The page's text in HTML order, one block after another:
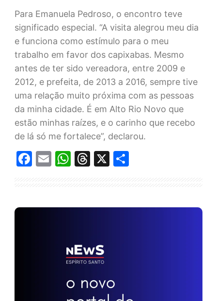
Para Emanuela Pedroso, o encontro teve
significado especial. “A visita alegrou meu dia
e funciona como estímulo para o meu
trabalho em favor dos capixabas. Mesmo
antes de ter sido vereadora, entre 2009 e
2012, e prefeita, de 2013 a 2016, sempre tive
uma relação muito próxima com as pessoas
da minha cidade. É em Alto Rio Novo que
estão minhas raízes, e o carinho que recebo
de lá só me fortalece”, declarou.
Facebook
EmailWhatsApp
Threads
X